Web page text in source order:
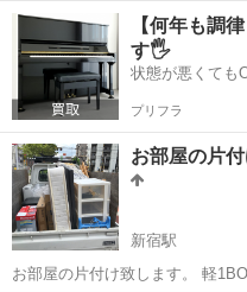
リア〜 【東京都全域】【川崎市
一部地域】 「大手に頼むほど荷物は多くない…」 「軽トラ〜2t程度で
安く...
東京 新宿区 引っ越し
【何年も調
す🖐️
状態が悪くても
プリフラ
お部屋の片付
新宿駅
お部屋の片付け致します。 軽